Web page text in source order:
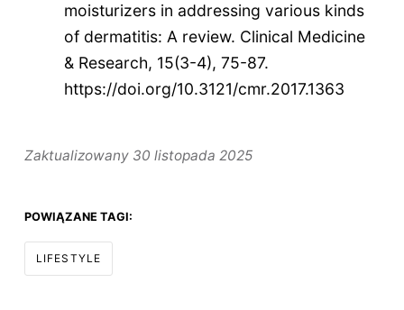
moisturizers in addressing various kinds
of dermatitis: A review. Clinical Medicine
& Research, 15(3-4), 75-87.
https://doi.org/10.3121/cmr.2017.1363
Zaktualizowany 30 listopada 2025
POWIĄZANE TAGI:
LIFESTYLE